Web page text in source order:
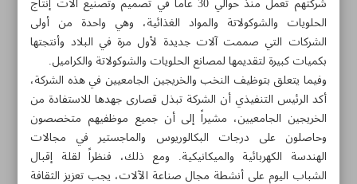
شركتهم تعمل منذ حوالي 30 عاماً في تصميم وتصنيع آلات إنتاج
الحلويات والشوكولاتة والمواد الغذائية، وهي واحدة من أولى
الشركات التي صممت آلات جديدة لأول مرة في البلاد وأنتجتها
بكميات كبيرة لتقديمها لمصانع الحلويات والشوكولاتة والكراميل.
وفيما يتعلق بتوظيف النخب والخريجين الجامعيين في هذه الشركة،
أكد الرئيس التنفيذي أن الشركة تبذل قصارى جهدها للاستفادة من
الخريجين الجامعيين، مشيراً إلى أن جميع موظفيهم متخصصون
وحاصلون على درجات البكالوريوس والماجستير في مجالات
الهندسة الكهربائية والميكانيكية. ومع ذلك، فنظراً لقلة إقبال
الشباب اليوم على أنشطة مجال صناعة الآلات، يجب تعزيز الثقافة